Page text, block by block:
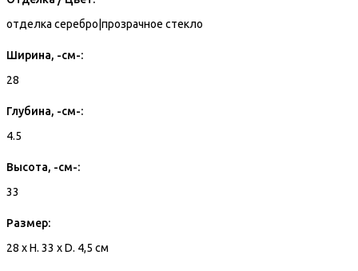
отделка серебро|прозрачное стекло
Ширина, -см-:
28
Глубина, -см-:
4.5
Высота, -см-:
33
Размер:
28 x H. 33 x D. 4,5 см